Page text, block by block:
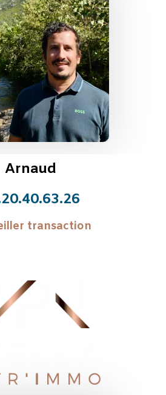
Arnaud
transaction